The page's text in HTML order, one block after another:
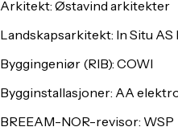
Arkitekt: Østavind arkitekter
Landskapsarkitekt: In Situ
Byggingeniør (RIB): COWI
Bygginstallasjoner: AA
BREEAM-NOR-revisor: WSP